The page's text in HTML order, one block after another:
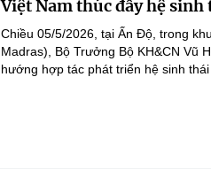
Việt Nam thúc đẩy hệ
Chiều 05/5/2026, tại Ấn Độ, trong
Madras), Bộ Trưởng Bộ KH&CN Vũ
hướng hợp tác phát triển hệ sinh